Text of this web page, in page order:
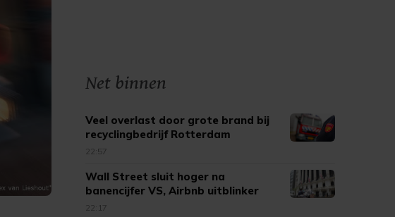
Net binnen
Veel overlast door grote brand bij
recyclingbedrijf Rotterdam
22:57
Wall Street sluit hoger na
banencijfer VS, Airbnb uitblinker
22:17